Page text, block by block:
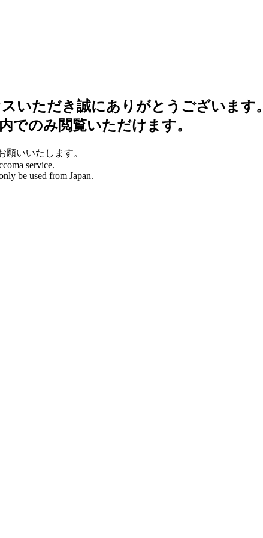
いただき誠にありがとうございます。
でのみ閲覧いただけます。
願いいたします。
service.
be used from Japan.